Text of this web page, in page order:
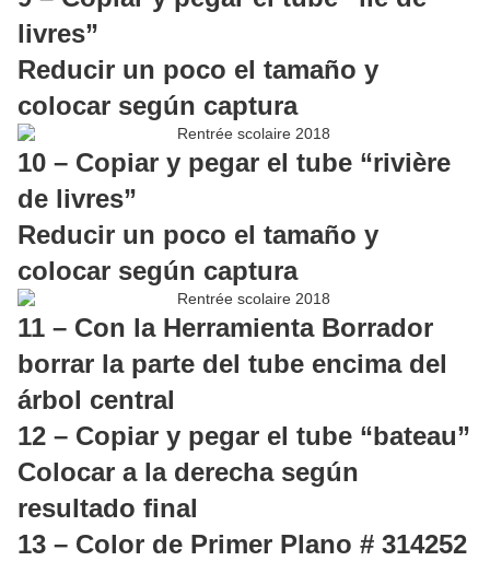
livres”
Reducir un poco el tamaño y
colocar según captura
10 – Copiar y pegar el tube “rivière
de livres”
Reducir un poco el tamaño y
colocar según captura
11 – Con la Herramienta Borrador
borrar la parte del tube encima del
árbol central
12 – Copiar y pegar el tube “bateau”
Colocar a la derecha según
resultado final
13 – Color de Primer Plano # 314252